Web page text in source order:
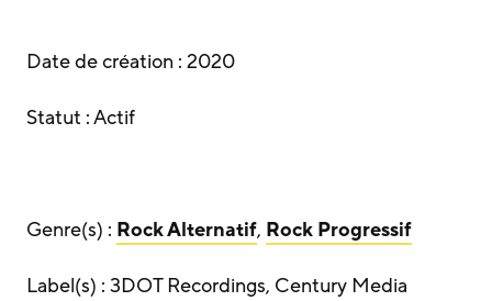
Date de création : 2020
Statut : Actif
Genre(s) : Rock Alternatif, Rock Progressif
Label(s) : 3DOT Recordings, Century Media